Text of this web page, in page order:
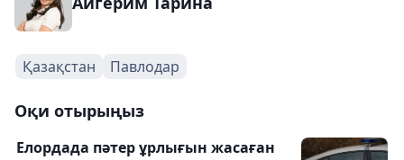
Қазақстан Павлодар
Оқи отырыңыз
Елордада пәтер ұрлығын жасаған